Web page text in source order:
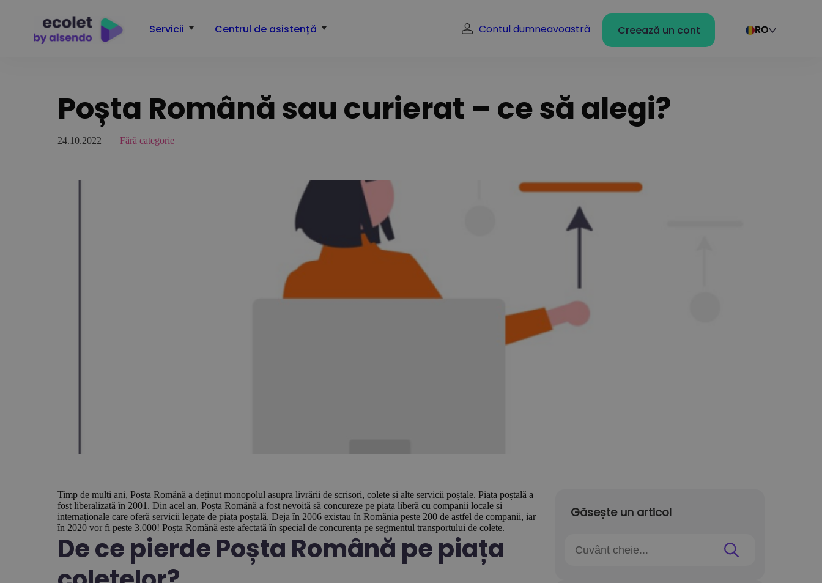
Contul dumneavoastră Creează un cont RO
Servicii Centrul de asistență
Poșta Română sau curierat – ce să alegi?
24.10.2022 Fără categorie
Timp de mulți ani, Poșta Română a deținut monopolul asupra livrării de scrisori, colete și alte servicii poștale. Piața poștală a
fost liberalizată în 2001. Din acel an, Poșta Română a fost nevoită să concureze pe piața liberă cu companii locale și
internaționale care oferă servicii legate de piața poștală. Deja în 2006 existau în România peste 200 de astfel de companii, iar
în 2020 vor fi peste 3.000! Poșta Română este afectată în special de concurența pe segmentul transportului de colete.
De ce pierde Poșta Română pe piața
Găsește un articol